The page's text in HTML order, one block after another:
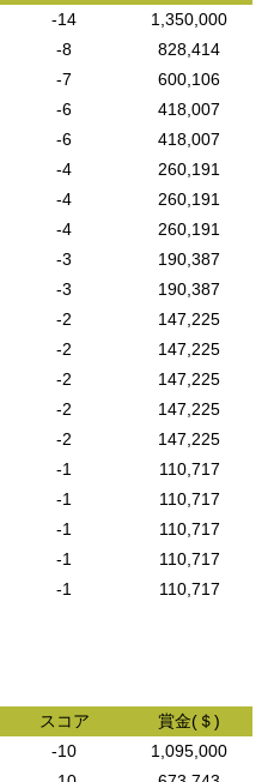
-14
1,350,000
-8
828,414
-7
600,106
-6
418,007
-6
418,007
-4
260,191
-4
260,191
-4
260,191
-3
190,387
-3
190,387
-2
147,225
-2
147,225
-2
147,225
-2
147,225
-2
147,225
-1
110,717
-1
110,717
-1
110,717
-1
110,717
-1 110,717
スコア
賞金(＄)
-10
1,095,000